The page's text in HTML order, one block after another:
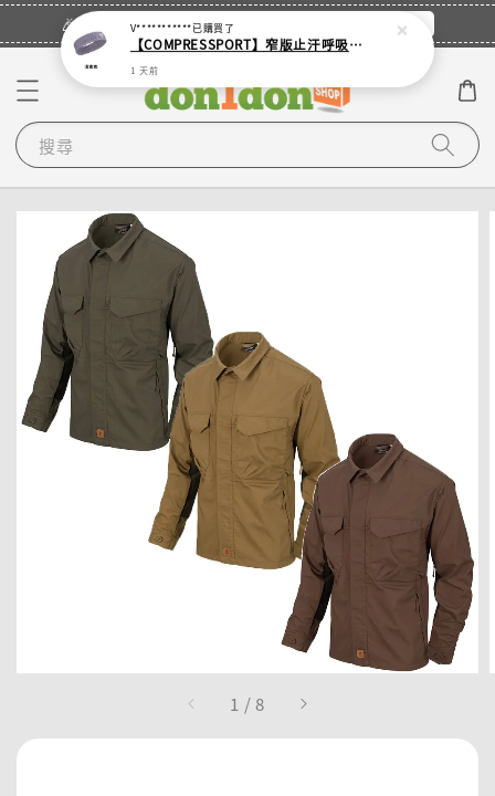
🎉登入會員・領取您的專屬折扣券！ 立即登入
搜尋
1 /8
V***********已購買了
【COMPRESSPORT】窄版止汗呼吸頭帶2.0_【零碼】
1 天前